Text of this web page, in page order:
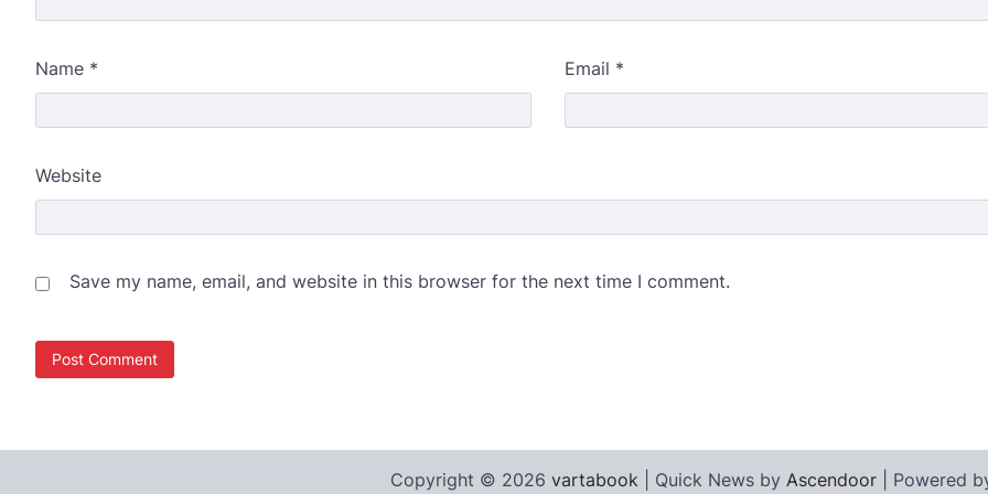
Name * Email *
Website
Save my name, email, and website in this browser for the next time I comment.
Copyright © 2026 vartabook | Quick News by Ascendoor| Powered